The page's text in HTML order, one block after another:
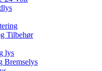
Tilbehør
lys
Bremselys